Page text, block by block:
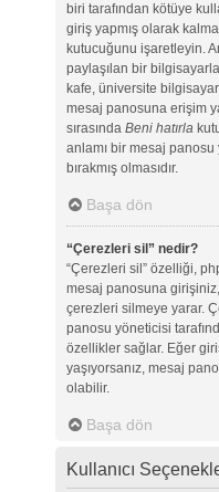
biri tarafından kötüye
giriş yapmış olarak
kutucuğunu işaretleyin.
paylaşılan bir
kafe, üniversite
mesaj panosuna erişim
sırasında Beni hatırla
anlamı bir mesaj
bırakmış olmasıdır.
Başa dön
“Çerezleri sil” nedir?
“Çerezleri sil” özelliği,
mesaj panosuna
çerezleri silmeye yarar.
panosu yöneticisi
özellikler sağlar. Eğer
yaşıyorsanız, mesaj
olabilir.
Başa dön
Kullanıcı